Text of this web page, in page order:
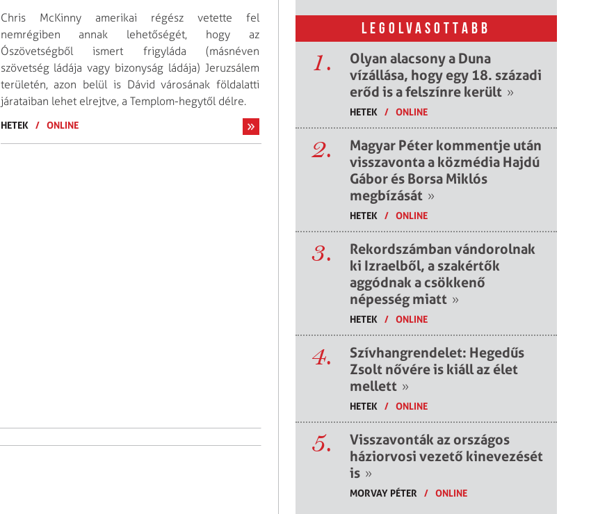
Chris McKinny amerikai régész vetette fel
nemrégiben annak lehetőségét, hogy az
Ószövetségből ismert frigyláda (másnéven
szövetség ládája vagy bizonyság ládája) Jeruzsálem
területén, azon belül is Dávid városának földalatti
járataiban lehet elrejtve, a Templom-hegytől délre.
HETEK / ONLINE
LEGOLVASOTTABB
1.
Olyan alacsony a Duna
vízállása, hogy egy 18. századi
erőd is a felszínre került »
HETEK / ONLINE
2.
Magyar Péter kommentje után
visszavonta a közmédia Hajdú
Gábor és Borsa Miklós
megbízását »
HETEK / ONLINE
3.
Rekordszámban vándorolnak
ki Izraelből, a szakértők
aggódnak a csökkenő
népesség miatt »
HETEK / ONLINE
4.
Szívhangrendelet: Hegedűs
Zsolt nővére is kiáll az élet
mellett »
HETEK / ONLINE
5.
Visszavonták az országos
háziorvosi vezető kinevezését
is »
MORVAY PÉTER / ONLINE